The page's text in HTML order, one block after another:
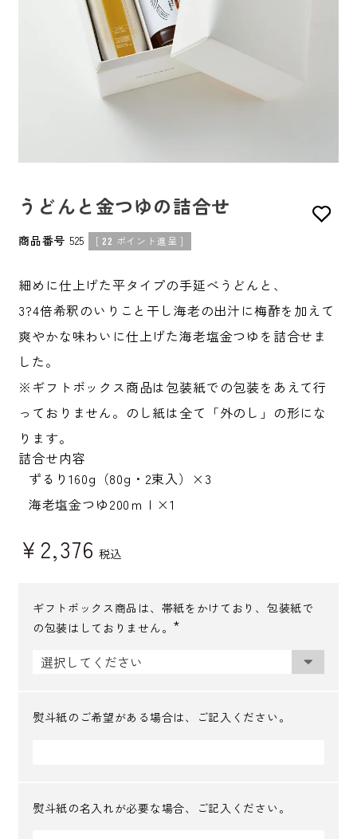
うどんと金つゆの詰合せ
商品番号 525 [ 22 ポイント進呈 ]
細めに仕上げた平タイプの手延べうどんと、
3?4倍希釈のいりこと干し海老の出汁に梅酢を加えて
爽やかな味わいに仕上げた海老塩金つゆを詰合せま
した。
※ギフトボックス商品は包装紙での包装をあえて行
っておりません。のし紙は全て「外のし」の形にな
ります。
詰合せ内容
ずるり160g（80g・2束入）×3
海老塩金つゆ200ｍｌ×1
¥ 2,376 税込
ギフトボックス商品は、帯紙をかけており、包装紙で
の包装はしておりません。
熨斗紙のご希望がある場合は、ご記入ください。
熨斗紙の名入れが必要な場合、ご記入ください。